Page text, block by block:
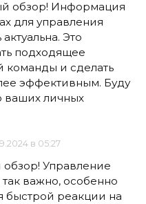
обзор! Информация
для управления
Это
подходящее
и сделать
эффективным. Буду
ваших личных
в 05:27
обзор! Управление
важно, особенно
быстрой реакции на